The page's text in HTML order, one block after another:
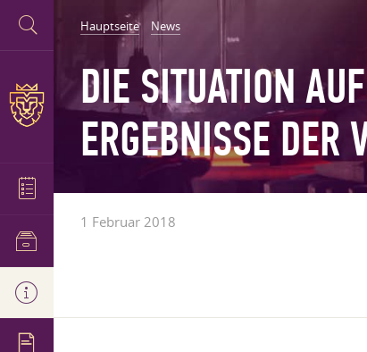
Hauptseite News
DIE SITUATION
ERGEBNISSE DER
1 Februar 2018